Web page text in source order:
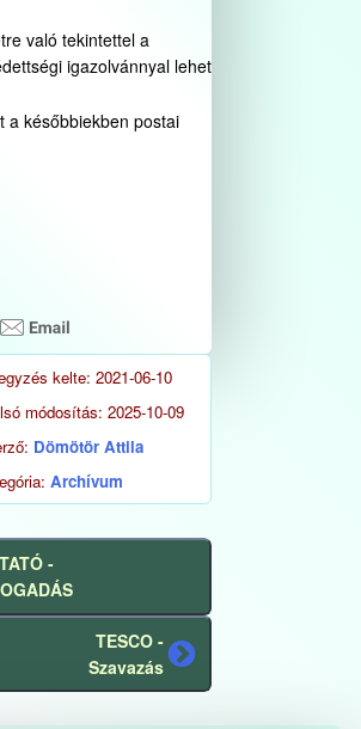
való tekintettel a
igazolvánnyal lehet
a későbbiekben postai
kelte: 2021-06-10
módosítás: 2025-10-09
Dömötör Attila
Archívum
-
Következő
bejegyzés
TESCO -
Szavazás